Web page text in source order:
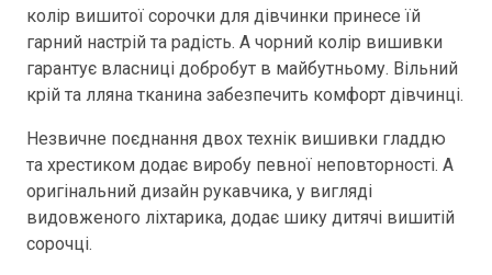
колір вишитої сорочки для дівчинки принесе їй
гарний настрій та радість. А чорний колір вишивки
гарантує власниці добробут в майбутньому. Вільний
крій та лляна тканина забезпечить комфорт дівчинці.
Незвичне поєднання двох технік вишивки гладдю
та хрестиком додає виробу певної неповторності. А
оригінальний дизайн рукавчика, у вигляді
видовженого ліхтарика, додає шику дитячі вишитій
сорочці.